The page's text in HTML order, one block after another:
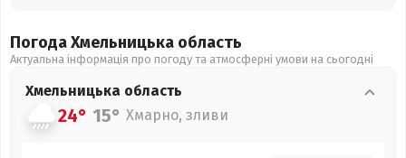
Погода Хмельницька область
Актуальна інформація про погоду та атмосферні умови на сьогодні
Хмельницька область
24° 15° Хмарно, зливи